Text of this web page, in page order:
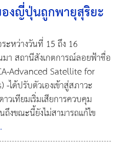
งญี่ปุ่นถูกพายุสุริยะ
ะหว่างวันที่ 15 ถึง 16
า สถานีสังเกตการณ์ลอยฟ้าชื่อ
Advanced Satellite for
ได้ปรับตัวเองเข้าสู่สภาวะ
เทียมเริ่มเสียการควบคุม
งขณะนี้ยังไม่สามารถแก้ไข